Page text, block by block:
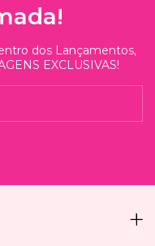
dos Lançamentos,
EXCLUSIVAS!